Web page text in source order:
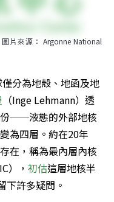
片來源： Argonne National
分為地殼、地函及地
（Inge Lehmann）透
份──液態的外部地核
為四層。約在20年
在，稱為最內層內核
）， 初估這層地核半
下許多疑問。